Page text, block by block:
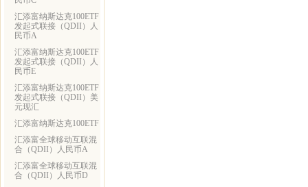
汇添富纳斯达克100ETF
发起式联接（QDII）人
民币A
汇添富纳斯达克100ETF
发起式联接（QDII）人
民币E
汇添富纳斯达克100ETF
发起式联接（QDII）美
元现汇
汇添富纳斯达克100ETF
汇添富全球移动互联混
合（QDII）人民币A
汇添富全球移动互联混
合（QDII）人民币D